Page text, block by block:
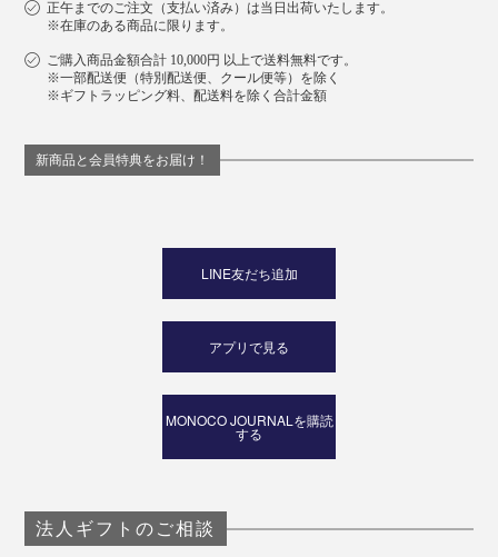
正午までのご注文（支払い済み）は当日出荷いたします。
※在庫のある商品に限ります。
ご購入商品金額合計 10,000円 以上で送料無料です。
※一部配送便（特別配送便、クール便等）を除く
※ギフトラッピング料、配送料を除く合計金額
新商品と会員特典をお届け！
LINE友だち追加
アプリで見る
MONOCO JOURNALを購読
する
法人ギフトのご相談